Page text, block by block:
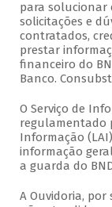
para solucionar
solicitações e
contratados,
prestar
financeiro do
Banco.
O Serviço de
regulamentado
Informação
informação
a guarda do
A Ouvidoria, por